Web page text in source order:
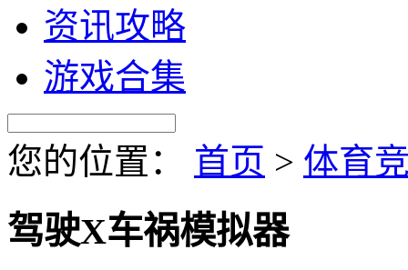
资讯攻略
游戏合集
您的位置： 首页 > 体育
驾驶X车祸模拟器